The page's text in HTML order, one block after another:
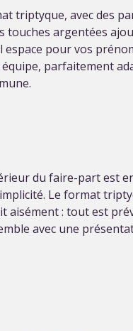
triptyque, avec des
touches argentées
pour vos
parfaitement
du faire-part est
Le format
aisément : tout est
avec une